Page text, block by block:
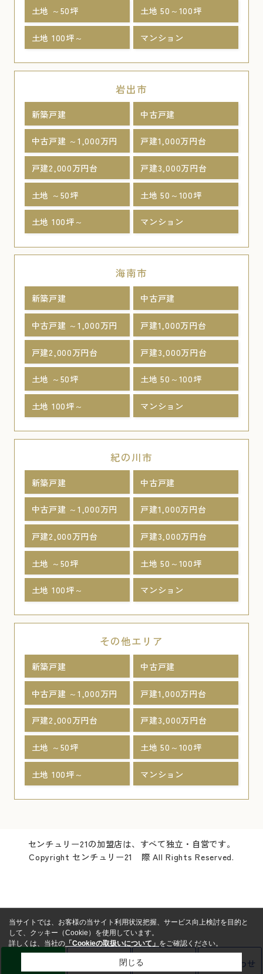
土地 ～50坪 土地 50～100坪
土地 100坪～ マンション
岩出市
新築戸建 中古戸建
中古戸建 ～1,000万円 戸建1,000万円台
戸建2,000万円台 戸建3,000万円台
土地 ～50坪 土地 50～100坪
土地 100坪～ マンション
海南市
新築戸建 中古戸建
中古戸建 ～1,000万円 戸建1,000万円台
戸建2,000万円台 戸建3,000万円台
土地 ～50坪 土地 50～100坪
土地 100坪～ マンション
紀の川市
新築戸建 中古戸建
中古戸建 ～1,000万円 戸建1,000万円台
戸建2,000万円台 戸建3,000万円台
土地 ～50坪 土地 50～100坪
土地 100坪～ マンション
その他エリア
新築戸建 中古戸建
中古戸建 ～1,000万円 戸建1,000万円台
戸建2,000万円台 戸建3,000万円台
土地 ～50坪 土地 50～100坪
土地 100坪～ マンション
センチュリー21の加盟店は、すべて独立・自営です。
Copyright センチュリー21 際 All Rights Reserved.
お問い合わせ
当サイトでは、お客様の当サイト利用状況把握、サービス向上検討を目的と
して、クッキー（Cookie）を使用しています。
詳しくは、当社の 「Cookieの取扱いについて」 をご確認ください。
閉じる